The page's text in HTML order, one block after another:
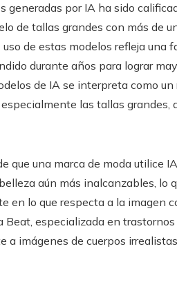
generadas por IA ha sido
de tallas grandes con más de
de estas modelos refleja una
durante años para lograr
de IA se interpreta como
las tallas grandes,
que una marca de moda utilice
aún más inalcanzables,
en lo que respecta a la imagen
Beat, especializada en
a imágenes de cuerpos